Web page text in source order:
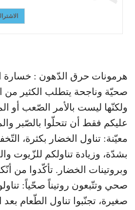
هرمونات حرق الدّهون : خسارة
صحيّة وناجحة يتطلب الكثير من
ولكنّها ليست بالأمر الصّعب أو
عليكم فقط أن تتحلّوا بالصّبر
معيّنة: تناول الخضار بكثرة،
بشدّة، وزيادة تناولكم للزّيوت
وبروتينات الخضار. تأكّدوا من
صحي وتتّبعون روتيناً صحّياً:
صغيرة، تجنّبوا تناول الطّعام